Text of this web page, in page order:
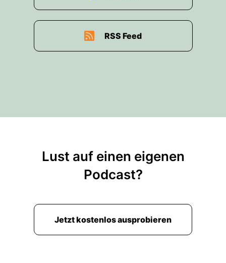
RSS Feed
Lust auf einen eigenen
Podcast?
Jetzt kostenlos ausprobieren